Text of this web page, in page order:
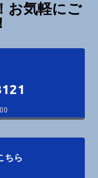
お気軽にご
ちら